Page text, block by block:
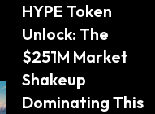
:HYPE Token
Unlock: The
$251M Market
Shakeup
Dominating This